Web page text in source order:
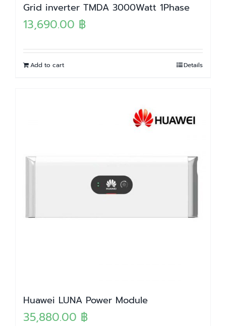
Grid inverter TMDA 3000Watt 1Phase
13,690.00 ฿
Add to cart Details
Huawei LUNA Power Module
35,880.00 ฿